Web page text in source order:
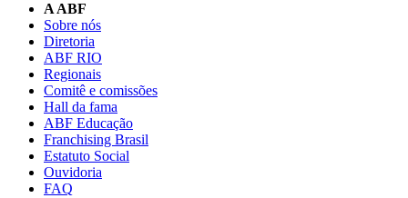
A ABF
Sobre nós
Diretoria
ABF RIO
Regionais
Comitê e comissões
Hall da fama
ABF Educação
Franchising Brasil
Estatuto Social
Ouvidoria
FAQ